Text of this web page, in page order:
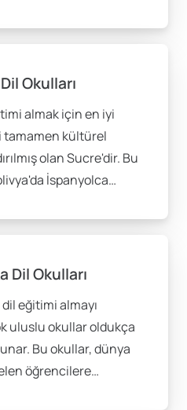
Okulları
almak için en iyi
tamamen kültürel
olan Sucre'dir. Bu
İspanyolca…
Dil Okulları
eğitimi almayı
uluslu okullar oldukça
Bu okullar, dünya
öğrencilere…